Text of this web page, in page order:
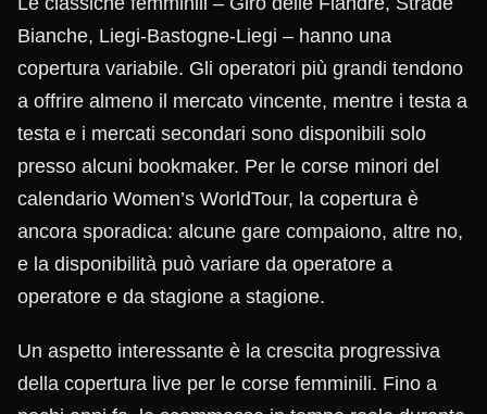
Bianche, Liegi-Bastogne-Liegi – hanno una
copertura variabile. Gli operatori più grandi tendono
a offrire almeno il mercato vincente, mentre i testa a
testa e i mercati secondari sono disponibili solo
presso alcuni bookmaker. Per le corse minori del
calendario Women’s WorldTour, la copertura è
ancora sporadica: alcune gare compaiono, altre no,
e la disponibilità può variare da operatore a
operatore e da stagione a stagione.
Un aspetto interessante è la crescita progressiva
della copertura live per le corse femminili. Fino a